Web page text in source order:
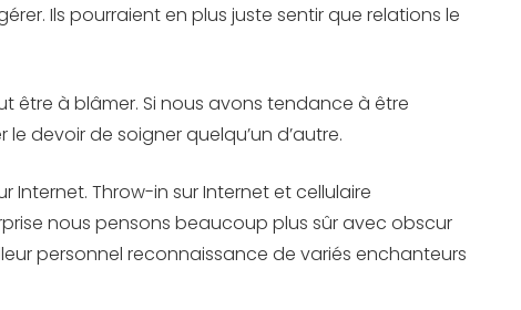
Ils pourraient en plus juste sentir que relations le
être à blâmer. Si nous avons tendance à être
devoir de soigner quelqu’un d’autre.
Throw-in sur Internet et cellulaire
nous pensons beaucoup plus sûr avec obscur
personnel reconnaissance de variés enchanteurs